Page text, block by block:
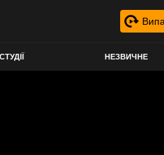
СТУДІЇ НЕЗВИЧНЕ